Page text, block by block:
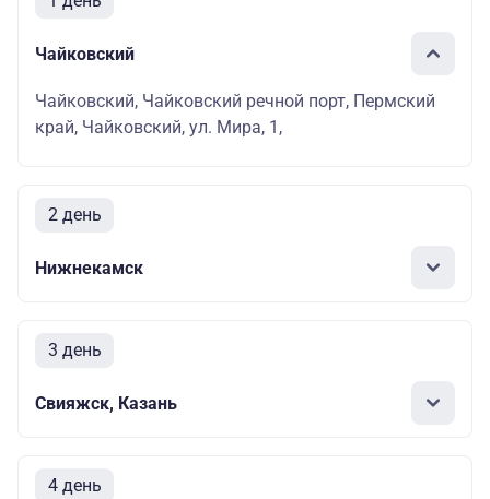
Чайковский
Чайковский, Чайковский речной порт, Пермский
край, Чайковский, ул. Мира, 1,
2 день
Нижнекамск
3 день
Свияжск, Казань
4 день